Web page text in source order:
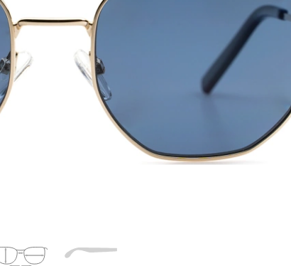
Šírka
mostíka
Dĺžka
stranice